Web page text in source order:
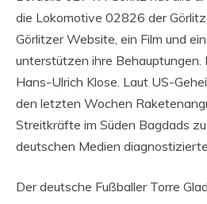
die Lokomotive 02826 der
Görlitzer Website, ein Film und
unterstützen ihre
Hans-Ulrich Klose. Laut US-
den letzten Wochen
Streitkräfte im Süden Bagdads
deutschen Medien
Der deutsche Fußballer Torre